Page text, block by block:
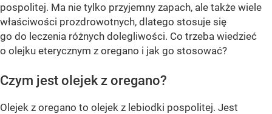
pospolitej. Ma nie tylko przyjemny zapach, ale także wiele
właściwości prozdrowotnych, dlatego stosuje się
go do leczenia różnych dolegliwości. Co trzeba wiedzieć
o olejku eterycznym z oregano i jak go stosować?
Czym jest olejek z oregano?
Olejek z oregano to olejek z lebiodki pospolitej. Jest